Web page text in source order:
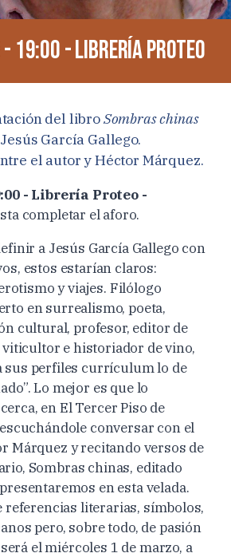
19:00 - Librería Proteo
del libroSombras chinas
García Gallego.
el autor y Héctor Márquez.
- Librería Proteo -
completar el aforo.
a Jesús García Gallego con
estos estarían claros:
y viajes. Filólogo
en surrealismo, poeta,
cultural, profesor, editor de
viticultor e historiador de vino,
sus perfiles currículum lo de
Lo mejor es que lo
en El Tercer Piso de
conversar con el
Márquez y recitando versos de
Sombras chinas, editado
en esta velada.
referencias literarias, símbolos,
pero, sobre todo, de pasión
el miércoles 1 de marzo, a